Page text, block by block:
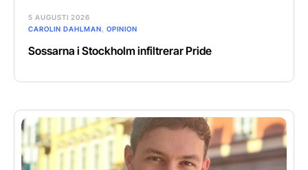
5 AUGUSTI 2026
CAROLIN DAHLMAN
OPINION
Sossarna i Stockholm infiltrerar Pride